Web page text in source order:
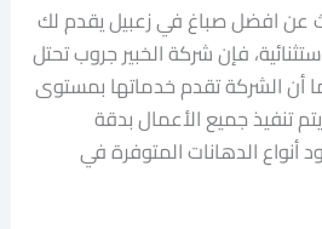
عن افضل صباغ في زعبيل يقدم لك
فإن شركة الخبير جروب تحتل
أن الشركة تقدم خدماتها بمستوى
تنفيذ جميع الأعمال بدقة
أنواع الدهانات المتوفرة في